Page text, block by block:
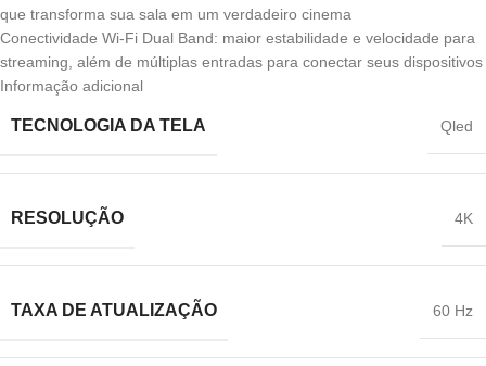
que transforma sua sala em um verdadeiro cinema
Conectividade Wi-Fi Dual Band: maior estabilidade e velocidade para
streaming, além de múltiplas entradas para conectar seus dispositivos
Informação adicional
TECNOLOGIA DA TELA Qled
RESOLUÇÃO 4K
TAXA DE ATUALIZAÇÃO ‎60 Hz